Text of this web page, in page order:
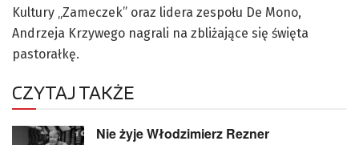
Kultury „Zameczek” oraz lidera zespołu De Mono,
Andrzeja Krzywego nagrali na zbliżające się święta
pastorałkę.
CZYTAJ TAKŻE
Nie żyje Włodzimierz Rezner